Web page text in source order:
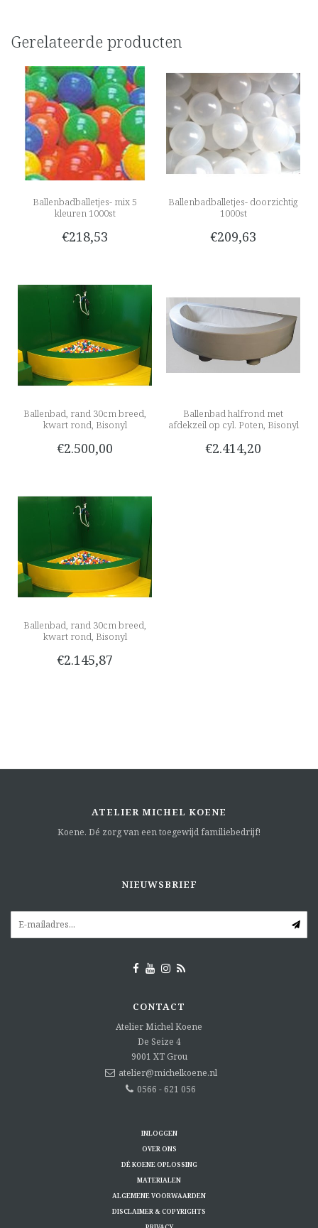
Gerelateerde producten
Ballenbadballetjes- mix 5
kleuren 1000st
€218,53
Ballenbadballetjes- doorzichtig
1000st
€209,63
Ballenbad, rand 30cm breed,
kwart rond, Bisonyl
€2.500,00
Ballenbad halfrond met
afdekzeil op cyl. Poten, Bisonyl
€2.414,20
Ballenbad, rand 30cm breed,
kwart rond, Bisonyl
€2.145,87
ATELIER MICHEL KOENE
Koene. Dé zorg van een toegewijd familiebedrijf!
NIEUWSBRIEF
CONTACT
Atelier Michel Koene
De Seize 4
9001 XT Grou
atelier@michelkoene.nl
0566 - 621 056
INLOGGEN
OVER ONS
DÉ KOENE OPLOSSING
MATERIALEN
ALGEMENE VOORWAARDEN
DISCLAIMER & COPYRIGHTS